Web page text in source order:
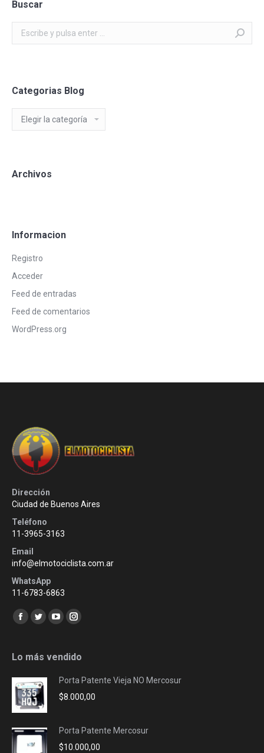
Buscar
Categorias Blog
Blog
Archivos
Informacion
Registro
Acceder
Feed de entradas
Feed de comentarios
WordPress.org
Dirección
Ciudad de Buenos Aires
Teléfono
11-3965-3163
Email
info@elmotociclista.com.ar
WhatsApp
11-6783-6863
Encuéntranos en:
Facebook
opens
new
window
Twitter
opens
new
window
YouTube
opens
new
window
Instagram
opens
new
window
Lo más vendido
Porta Patente Vieja NO Mercosur
$8.000,00
Porta Patente Mercosur
$10.000,00